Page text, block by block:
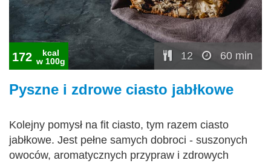
172
kcal
w 100g
12 60 min
Pyszne i zdrowe ciasto jabłkowe
Kolejny pomysł na fit ciasto, tym razem ciasto
jabłkowe. Jest pełne samych dobroci - suszonych
owoców, aromatycznych przypraw i zdrowych